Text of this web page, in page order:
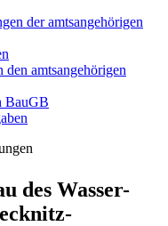
der amtsangehörigen
amtsangehörigen
BauGB
des Wasser-